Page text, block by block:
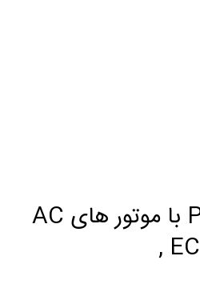
فن های PLUG با موتور های AC
, EC